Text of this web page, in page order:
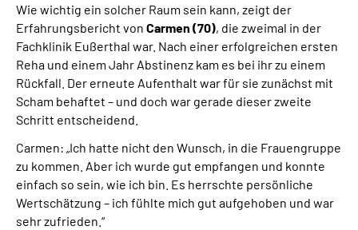
Wie wichtig ein solcher Raum sein kann, zeigt der
Erfahrungsbericht von Carmen (70), die zweimal in der
Fachklinik Eußerthal war. Nach einer erfolgreichen ersten
Reha und einem Jahr Abstinenz kam es bei ihr zu einem
Rückfall. Der erneute Aufenthalt war für sie zunächst mit
Scham behaftet – und doch war gerade dieser zweite
Schritt entscheidend.
Carmen: „Ich hatte nicht den Wunsch, in die Frauengruppe
zu kommen. Aber ich wurde gut empfangen und konnte
einfach so sein, wie ich bin. Es herrschte persönliche
Wertschätzung – ich fühlte mich gut aufgehoben und war
sehr zufrieden.“